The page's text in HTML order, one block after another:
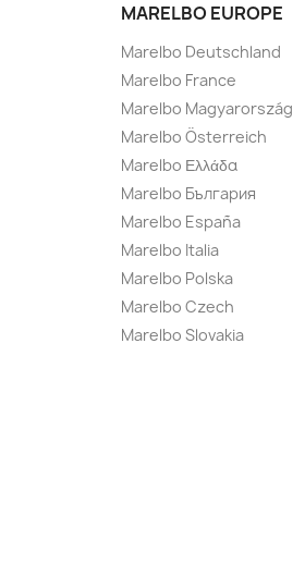
MARELBO EUROPE
Marelbo Deutschland
Marelbo France
Marelbo Magyarország
Marelbo Österreich
Marelbo Ελλάδα
Marelbo България
Marelbo España
Marelbo Italia
Marelbo Polska
Marelbo Czech
Marelbo Slovakia